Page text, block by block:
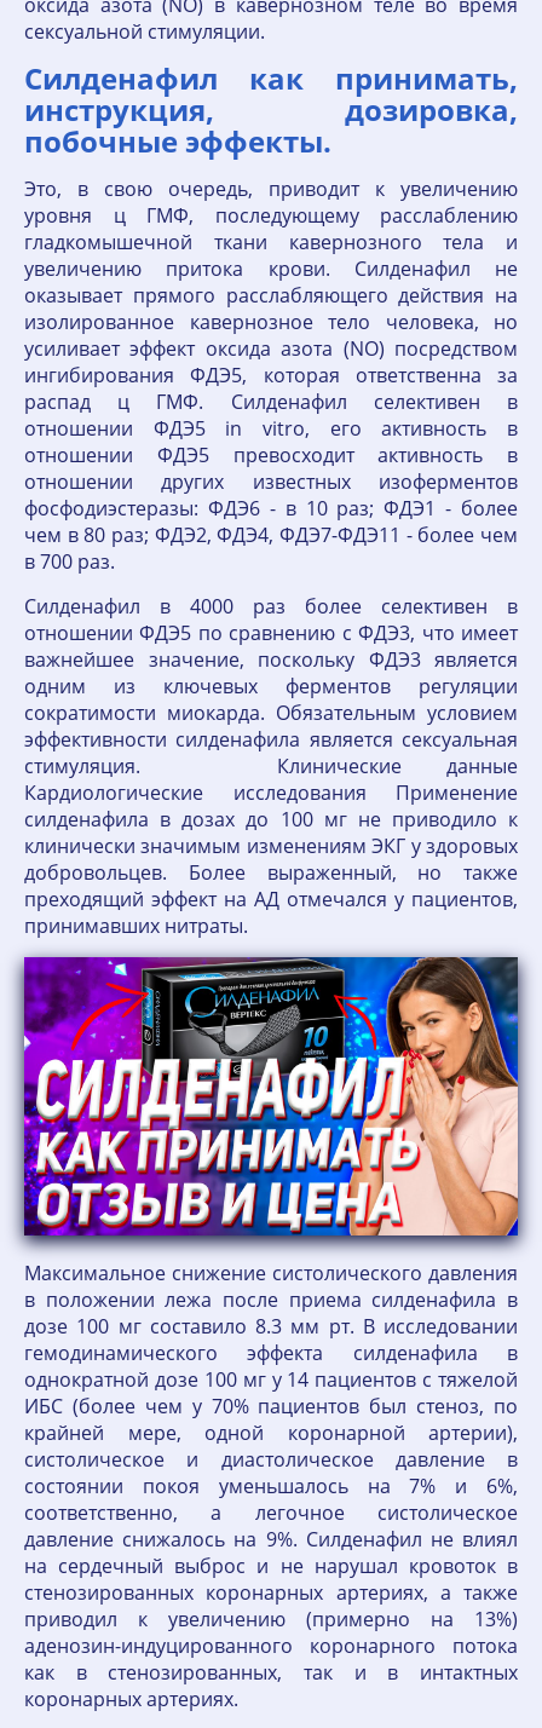
сексуальной стимуляции.
Силденафил как принимать,
инструкция, дозировка,
побочные эффекты.
Это, в свою очередь, приводит к увеличению
уровня ц ГМФ, последующему расслаблению
гладкомышечной ткани кавернозного тела и
увеличению притока крови. Силденафил не
оказывает прямого расслабляющего действия на
изолированное кавернозное тело человека, но
усиливает эффект оксида азота (NO) посредством
ингибирования ФДЭ5, которая ответственна за
распад ц ГМФ. Силденафил селективен в
отношении ФДЭ5 in vitro, его активность в
отношении ФДЭ5 превосходит активность в
отношении других известных изоферментов
фосфодиэстеразы: ФДЭ6 - в 10 раз; ФДЭ1 - более
чем в 80 раз; ФДЭ2, ФДЭ4, ФДЭ7-ФДЭ11 - более чем
в 700 раз.
Силденафил в 4000 раз более селективен в
отношении ФДЭ5 по сравнению с ФДЭ3, что имеет
важнейшее значение, поскольку ФДЭ3 является
одним из ключевых ферментов регуляции
сократимости миокарда. Обязательным условием
эффективности силденафила является сексуальная
стимуляция. Клинические данные
Кардиологические исследования Применение
силденафила в дозах до 100 мг не приводило к
клинически значимым изменениям ЭКГ у здоровых
добровольцев. Более выраженный, но также
преходящий эффект на АД отмечался у пациентов,
принимавших нитраты.
Максимальное снижение систолического давления
в положении лежа после приема силденафила в
дозе 100 мг составило 8.3 мм рт. В исследовании
гемодинамического эффекта силденафила в
однократной дозе 100 мг у 14 пациентов с тяжелой
ИБС (более чем у 70% пациентов был стеноз, по
крайней мере, одной коронарной артерии),
систолическое и диастолическое давление в
состоянии покоя уменьшалось на 7% и 6%,
соответственно, а легочное систолическое
давление снижалось на 9%. Силденафил не влиял
на сердечный выброс и не нарушал кровоток в
стенозированных коронарных артериях, а также
приводил к увеличению (примерно на 13%)
аденозин-индуцированного коронарного потока
как в стенозированных, так и в интактных
коронарных артериях.